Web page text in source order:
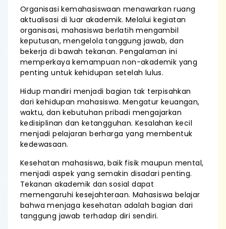
Organisasi kemahasiswaan menawarkan ruang
aktualisasi di luar akademik. Melalui kegiatan
organisasi, mahasiswa berlatih mengambil
keputusan, mengelola tanggung jawab, dan
bekerja di bawah tekanan. Pengalaman ini
memperkaya kemampuan non-akademik yang
penting untuk kehidupan setelah lulus.
Hidup mandiri menjadi bagian tak terpisahkan
dari kehidupan mahasiswa. Mengatur keuangan,
waktu, dan kebutuhan pribadi mengajarkan
kedisiplinan dan ketangguhan. Kesalahan kecil
menjadi pelajaran berharga yang membentuk
kedewasaan.
Kesehatan mahasiswa, baik fisik maupun mental,
menjadi aspek yang semakin disadari penting.
Tekanan akademik dan sosial dapat
memengaruhi kesejahteraan. Mahasiswa belajar
bahwa menjaga kesehatan adalah bagian dari
tanggung jawab terhadap diri sendiri.